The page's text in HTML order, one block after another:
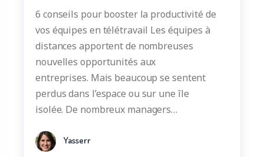
6 conseils pour booster la productivité de
vos équipes en télétravail Les équipes à
distances apportent de nombreuses
nouvelles opportunités aux
entreprises. Mais beaucoup se sentent
perdus dans l’espace ou sur une île
isolée. De nombreux managers…
Yasserr